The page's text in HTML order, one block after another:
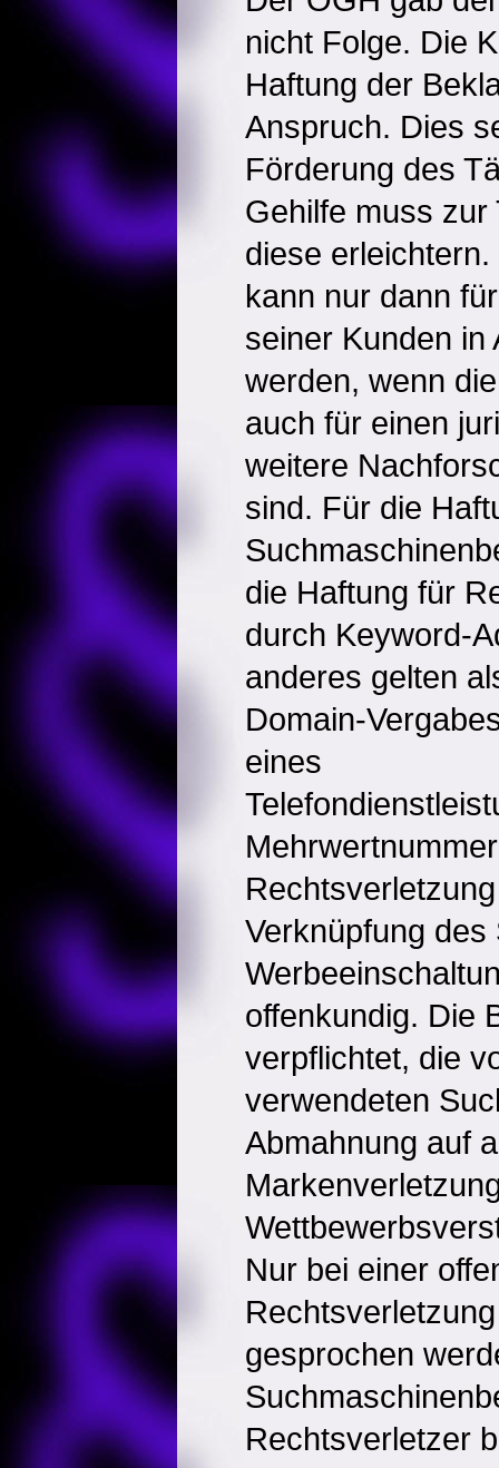
nicht Folge. Die
Haftung der
Anspruch. Dies
Förderung des
Gehilfe muss zur
diese
kann nur dann
seiner Kunden in
werden, wenn
auch für einen
weitere
sind. Für die
die Haftung für
durch Keyword-
anderes gelten
Domain-
eines
Verknüpfung
offenkundig. Die
verpflichtet, die
verwendeten
Abmahnung auf
Nur bei einer
gesprochen
Rechtsverletzer